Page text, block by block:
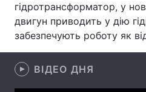
Архів
Контакти
гідротрансформатор, у
двигун приводить у дію
забезпечують роботу як
ВІДЕО ДНЯ